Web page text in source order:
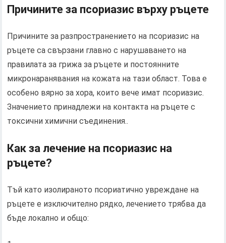
Причините за псориазис върху ръцете
Причините за разпространението на псориазис на
ръцете са свързани главно с нарушаването на
правилата за грижа за ръцете и постоянните
микронаранявания на кожата на тази област. Това е
особено вярно за хора, които вече имат псориазис.
Значението принадлежи на контакта на ръцете с
токсични химични съединения..
Как за лечение на псориазис на
ръцете?
Тъй като изолираното псориатично увреждане на
ръцете е изключително рядко, лечението трябва да
бъде локално и общо: